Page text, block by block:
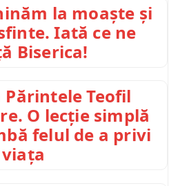
la moaște și
Iată ce ne
Biserica!
Părintele Teofil
O lecție simplă
felul de a privi
viața